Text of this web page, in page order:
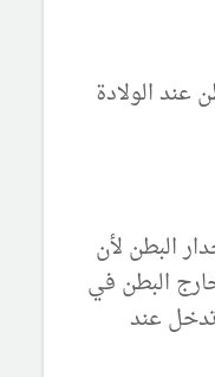
عند الولادة
البطن لأن
البطن في
عند